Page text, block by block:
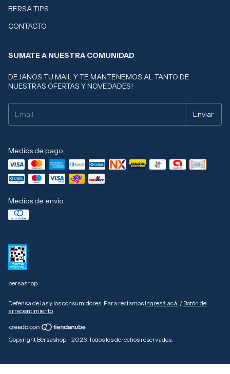
BERSA TIPS
CONTACTO
SUMATE A NUESTRA COMUNIDAD
DEJANOS TU MAIL Y TE MANTENEMOS AL TANTO DE
NUESTRAS OFERTAS Y NOVEDADES!
Medios de pago
Medios de envío
bersashop
Defensa de las y los consumidores. Para reclamos ingresá acá. / Botón de
arrepentimiento
Copyright Bersashop - 2026. Todos los derechos reservados.